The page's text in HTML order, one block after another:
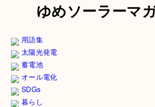
ゆめソーラーマ
用語集
太陽光発電
蓄電池
オール電化
SDGs
暮らし